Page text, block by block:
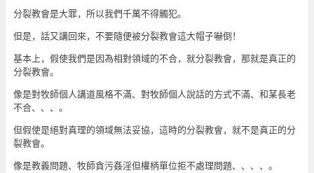
分裂教會是大罪，所以我們千萬不得觸犯。
但是，話又講回來，不要隨便被分裂教會這大帽子嚇倒！
基本上，假使我們是因為相對領域的不合，就分裂教會，那就是真正的
分裂教會。
像是對牧師個人講道風格不滿、對牧師個人說話的方式不滿、和某長老
不合、、、。
但假使是絕對真理的領域無法妥協，這時的分裂教會，就不是真正的分
裂教會。
像是教義問題、牧師貪污姦淫但權柄單位拒不處理問題、、、、。